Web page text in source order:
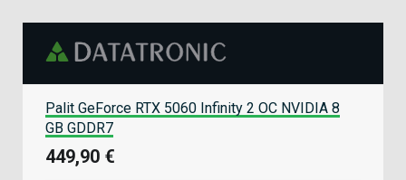
Palit GeForce RTX 5060 Infinity 2 OC NVIDIA 8
GB GDDR7
449,90 €